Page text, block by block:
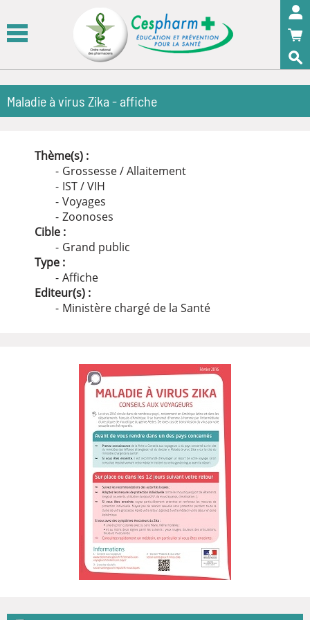
Maladie à virus Zika - affiche
Thème(s) :
Grossesse / Allaitement
IST / VIH
Voyages
Zoonoses
Cible :
Grand public
Type :
Affiche
Editeur(s) :
Ministère chargé de la Santé